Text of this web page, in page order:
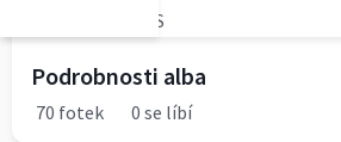
Foto: JmKO ČUS
Podrobnosti alba
70 fotek 0 se líbí